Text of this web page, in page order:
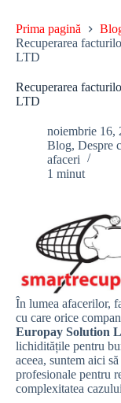
Prima pagină
Recuperarea
LTD
Recuperarea
LTD
noiembrie 16,
Blog, Despre
afaceri
1 minut
În lumea afacerilor,
cu care orice
Europay Solution
lichiditățile pentru
aceea, suntem aici
profesionale pentru
complexitatea